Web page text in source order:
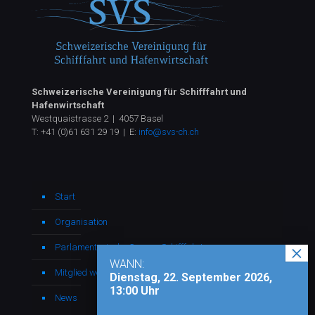
Schweizerische Vereinigung für Schifffahrt und
Hafenwirtschaft
Westquaistrasse 2 | 4057 Basel
T: +41 (0)61 631 29 19 | E: info@svs-ch.ch
Start
Organisation
Parlamentarische Gruppe Schifffahrt
Mitglied werden
News
WANN:
Dienstag, 22. September 2026,
13:00 Uhr